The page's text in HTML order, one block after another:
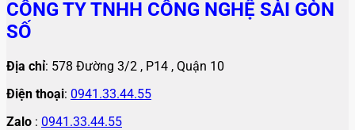
CÔNG TY TNHH CÔNG NGHỆ SÀI GÒN
SỐ
Địa chỉ: 578 Đường 3/2 , P14 , Quận 10
Điện thoại: 0941.33.44.55
Zalo : 0941.33.44.55